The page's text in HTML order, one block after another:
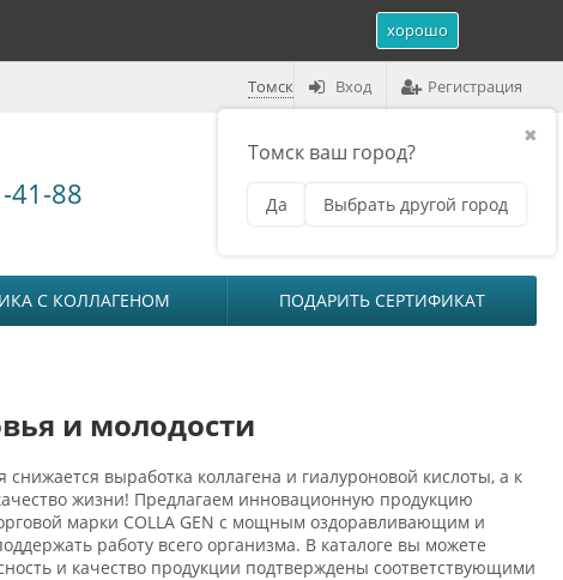
хорошо
Томск
✖
Томск ваш город?
Да Выбрать другой город
Вход Регистрация
41-88 на сумму0₽
С КОЛЛАГЕНОМ ПОДАРИТЬ СЕРТИФИКАТ
и молодости
выработка коллагена и гиалуроновой кислоты, а к
жизни! Предлагаем инновационную продукцию
марки COLLA GEN с мощным оздоравливающим и
работу всего организма. В каталоге вы можете
и качество продукции подтверждены соответствующими